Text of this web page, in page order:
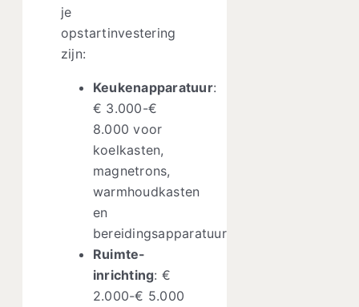
je
opstartinvestering
zijn:
Keukenapparatuur:
€ 3.000-€
8.000 voor
koelkasten,
magnetrons,
warmhoudkasten
en
bereidingsapparatuur
Ruimte-
inrichting: €
2.000-€ 5.000